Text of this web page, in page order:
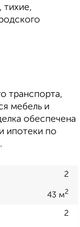
тихие,
транспорта,
мебель и
обеспечена
ипотеки по
2
43 м2
2